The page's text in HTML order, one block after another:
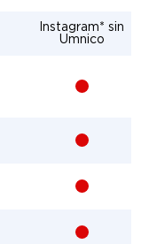
Instagram* sin
Umnico
-
-
-
-